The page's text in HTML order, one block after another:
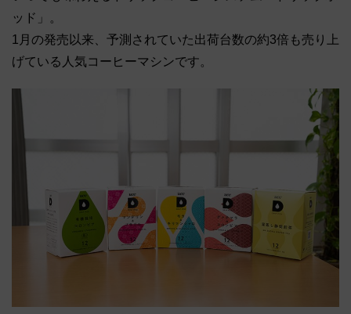
ッド」。
1月の発売以来、予測されていた出荷台数の約3倍も売り上
げている人気コーヒーマシンです。